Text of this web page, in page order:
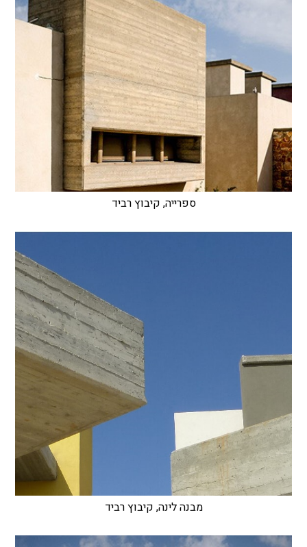
ספרייה, קיבוץ רביד
מבנה לינה, קיבוץ רביד